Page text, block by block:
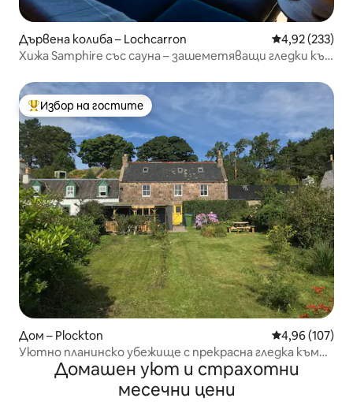
Дървена колиба – Lochcarron Средна
4,92 (233)
Хижа Samphire със сауна – зашеметяващи гледки към
Най-популярен избор на гостите
Избор на гостите
Дом – Plockton Средна
4,96 (107)
Уютно планинско убежище с прекрасна гледка към
морето.Домашен уют и страхотни
месечни цени